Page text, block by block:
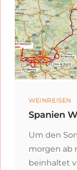
Categories
WEINREISEN
Spanien
Um den
morgen ab
beinhaltet